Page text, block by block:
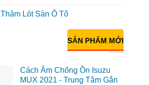
Thảm Lót Sàn Ô Tô
SẢN PHẨM MỚI
Cách Âm Chống Ồn Isuzu
MUX 2021 - Trung Tâm Gắn